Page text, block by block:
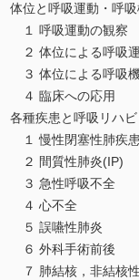
体位と呼吸運動・
１ 呼吸運動の観察
２ 体位による呼吸運
３ 体位による呼吸機
４ 臨床への応用
各種疾患と呼吸リハ
１ 慢性閉塞性肺疾患
２ 間質性肺炎(IP)
３ 急性呼吸不全
４ 心不全
５ 誤嚥性肺炎
６ 外科手術前後
７ 肺結核，非結核性